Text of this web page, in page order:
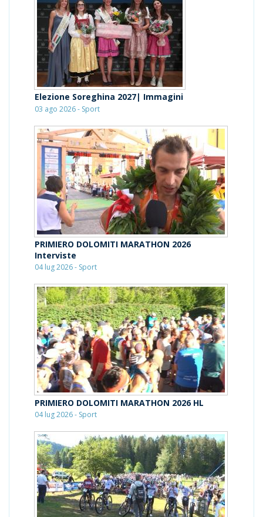
Elezione Soreghina 2027| Immagini
03 ago 2026 - Sport
PRIMIERO DOLOMITI MARATHON 2026
Interviste
04 lug 2026 - Sport
PRIMIERO DOLOMITI MARATHON 2026 HL
04 lug 2026 - Sport